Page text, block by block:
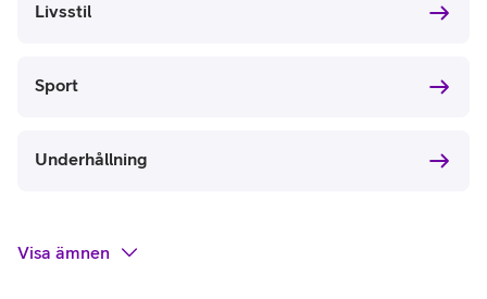
Livsstil
Sport
Underhållning
Visa ämnen